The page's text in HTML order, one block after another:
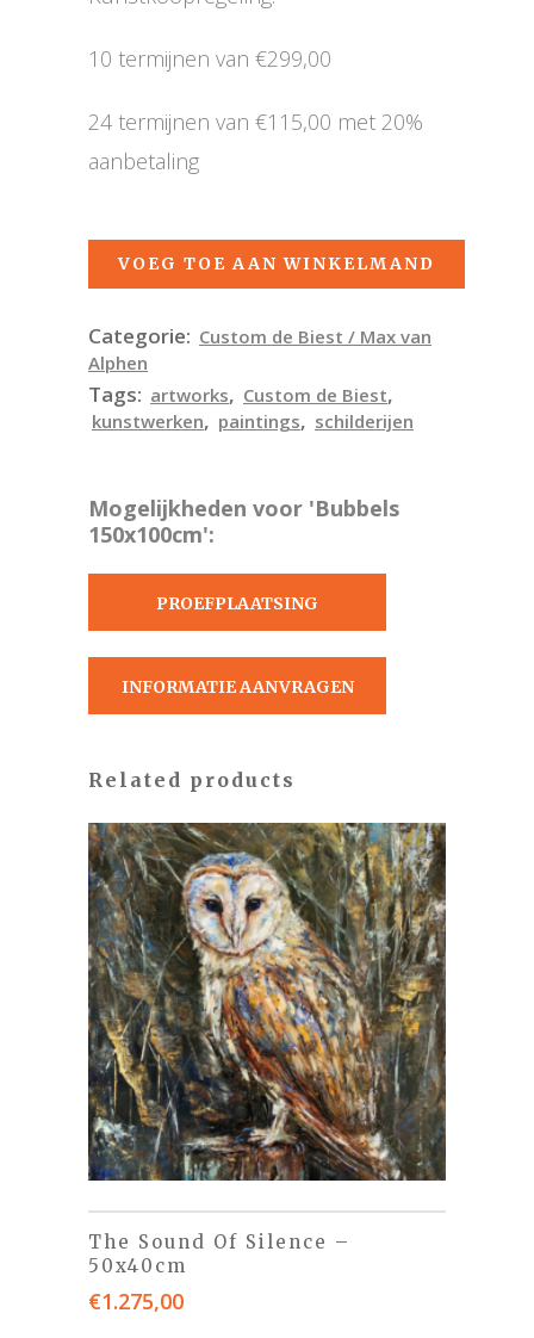
10 termijnen van €299,00
24 termijnen van €115,00 met 20%
aanbetaling
VOEG TOE AAN WINKELMAND
Categorie: Custom de Biest / Max van
Alphen
Tags: artworks, Custom de Biest,
kunstwerken, paintings, schilderijen
Mogelijkheden voor 'Bubbels
150x100cm':
PROEFPLAATSING
INFORMATIE AANVRAGEN
Related products
The Sound Of Silence –
50x40cm
€1.275,00